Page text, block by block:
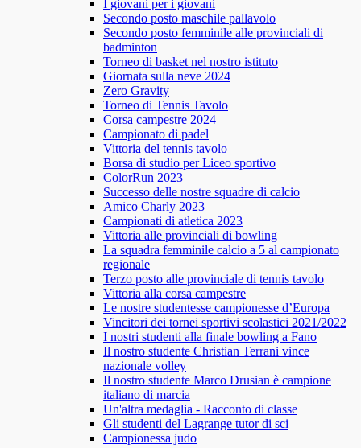
I giovani per i giovani
Secondo posto maschile pallavolo
Secondo posto femminile alle provinciali di
badminton
Torneo di basket nel nostro istituto
Giornata sulla neve 2024
Zero Gravity
Torneo di Tennis Tavolo
Corsa campestre 2024
Campionato di padel
Vittoria del tennis tavolo
Borsa di studio per Liceo sportivo
ColorRun 2023
Successo delle nostre squadre di calcio
Amico Charly 2023
Campionati di atletica 2023
Vittoria alle provinciali di bowling
La squadra femminile calcio a 5 al campionato
regionale
Terzo posto alle provinciale di tennis tavolo
Vittoria alla corsa campestre
Le nostre studentesse campionesse d’Europa
Vincitori dei tornei sportivi scolastici 2021/2022
I nostri studenti alla finale bowling a Fano
Il nostro studente Christian Terrani vince
nazionale volley
Il nostro studente Marco Drusian è campione
italiano di marcia
Un'altra medaglia - Racconto di classe
Gli studenti del Lagrange tutor di sci
Campionessa judo